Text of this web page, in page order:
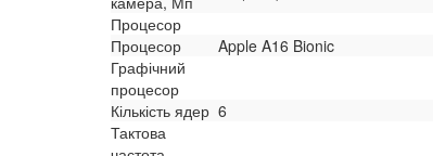
Процесор
Процесор
Apple A16 Bionic
Графічний
процесор
Кількість ядер 6
Тактова